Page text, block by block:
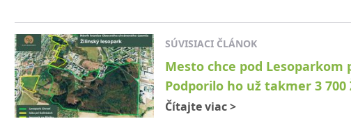
SÚVISIACI ČLÁNOK
Mesto chce pod
Podporilo ho už takmer 3
Čítajte viac>